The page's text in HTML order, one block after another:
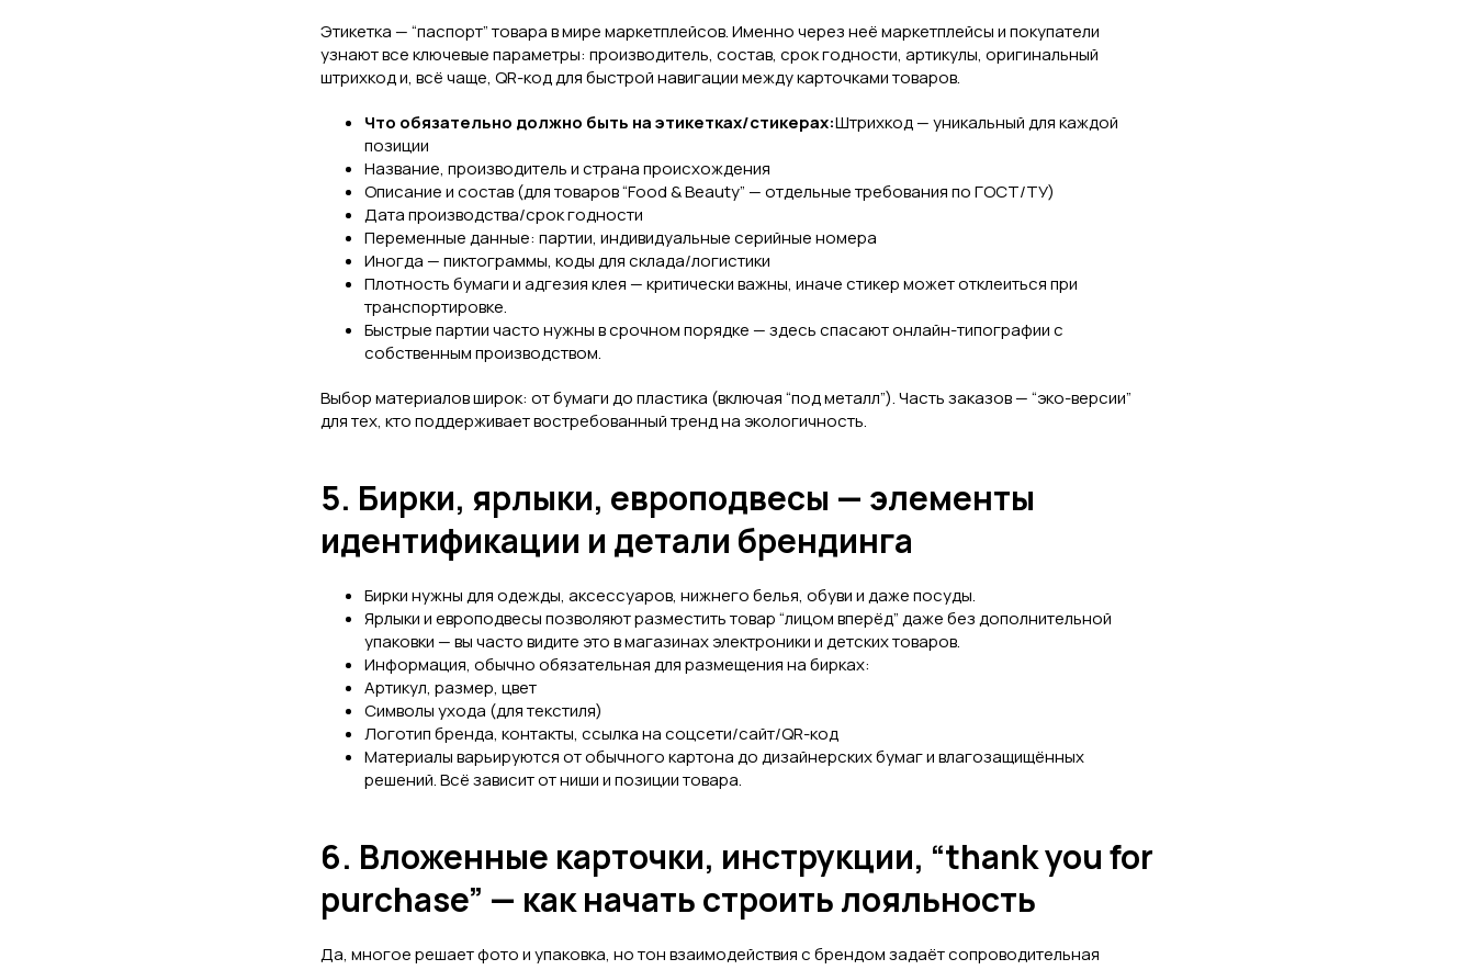
Этикетка — “паспорт” товара в мире маркетплейсов. Именно через неё маркетплейсы и покупатели
узнают все ключевые параметры: производитель, состав, срок годности, артикулы, оригинальный
штрихкод и, всё чаще, QR-код для быстрой навигации между карточками товаров.
Что обязательно должно быть на этикетках/стикерах:Штрихкод — уникальный для каждой
позиции
Название, производитель и страна происхождения
Описание и состав (для товаров “Food & Beauty” — отдельные требования по ГОСТ/ТУ)
Дата производства/срок годности
Переменные данные: партии, индивидуальные серийные номера
Иногда — пиктограммы, коды для склада/логистики
Плотность бумаги и адгезия клея — критически важны, иначе стикер может отклеиться при
транспортировке.
Быстрые партии часто нужны в срочном порядке — здесь спасают онлайн-типографии с
собственным производством.
Выбор материалов широк: от бумаги до пластика (включая “под металл”). Часть заказов — “эко-версии”
для тех, кто поддерживает востребованный тренд на экологичность.
5. Бирки, ярлыки, европодвесы — элементы
идентификации и детали брендинга
Бирки нужны для одежды, аксессуаров, нижнего белья, обуви и даже посуды.
Ярлыки и европодвесы позволяют разместить товар “лицом вперёд” даже без дополнительной
упаковки — вы часто видите это в магазинах электроники и детских товаров.
Информация, обычно обязательная для размещения на бирках:
Артикул, размер, цвет
Символы ухода (для текстиля)
Логотип бренда, контакты, ссылка на соцсети/сайт/QR-код
Материалы варьируются от обычного картона до дизайнерских бумаг и влагозащищённых
решений. Всё зависит от ниши и позиции товара.
6. Вложенные карточки, инструкции, “thank you for
purchase” — как начать строить лояльность
Да, многое решает фото и упаковка, но тон взаимодействия с брендом задаёт сопроводительная